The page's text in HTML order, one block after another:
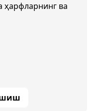
ҳарфларнинг ва